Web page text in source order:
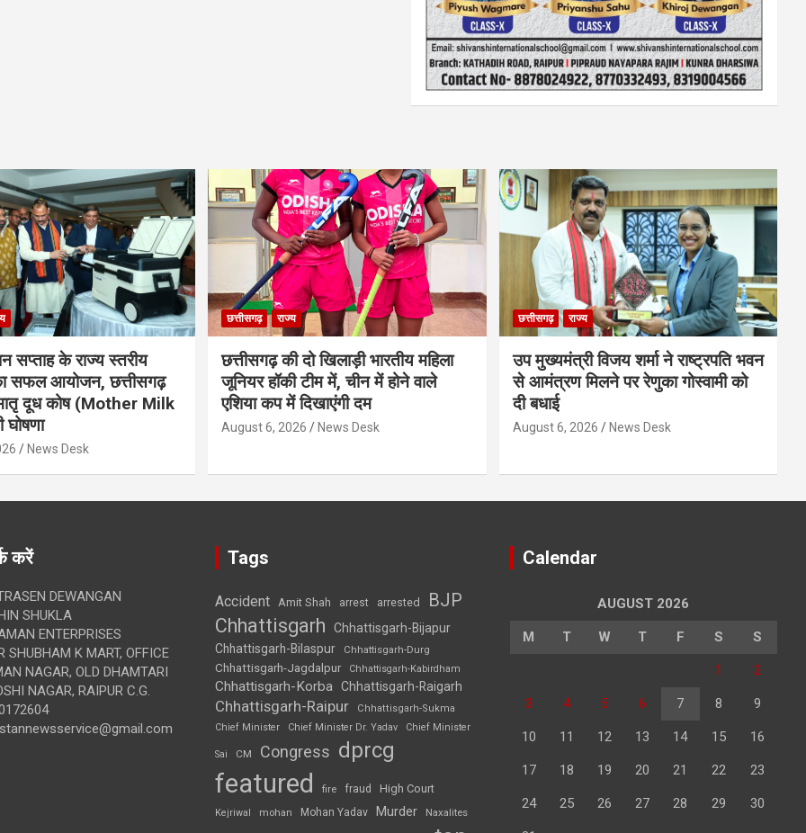
सप्ताह के राज्य स्तरीय
सफल आयोजन, छत्तीसगढ़
दूध कोष (Mother Milk
News Desk
छत्तीसगढ़ राज्य
छत्तीसगढ़ की दो खिलाड़ी भारतीय महिला
जूनियर हॉकी टीम में, चीन में होने वाले
एशिया कप में दिखाएंगी दम
August 6, 2026 News Desk
छत्तीसगढ़ राज्य
उप मुख्यमंत्री विजय शर्मा ने राष्ट्रपति भवन
से आमंत्रण मिलने पर रेणुका गोस्वामी को
दी बधाई
August 6, 2026 News Desk
करें
DEWANGAN
SHUKLA
ENTERPRISES
SHUBHAM K MART, OFFICE
NAGAR, OLD DHAMTARI
NAGAR, RAIPUR C.G.
Tags
Accident Amit Shah arrest arrested BJP
Chhattisgarh
Chhattisgarh-Bijapur
Chhattisgarh-Bilaspur
Chhattisgarh-Durg
Chhattisgarh-Jagdalpur Chhattisgarh-Kabirdham
Chhattisgarh-Korba Chhattisgarh-Raigarh
Chhattisgarh-Raipur
Chhattisgarh-Sukma
Chief Minister
Chief Minister Dr. Yadav Chief Minister
Sai CM Congress dprcg
featured fire fraud High Court
Kejriwal mohan Mohan Yadav Murder Naxalites
Calendar
AUGUST 2026
M T W T F S S
1 2
3 4 5 6 7 8 9
10 11 12 13 14 15 16
17 18 19 20 21 22 23
24 25 26 27 28 29 30